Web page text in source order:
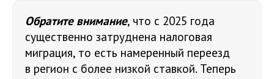
Обратите внимание, что с 2025 года
существенно затруднена налоговая
миграция, то есть намеренный переезд
в регион с более низкой ставкой. Теперь